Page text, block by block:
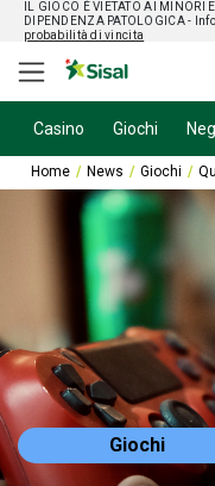
IL GIOCO È VIETATO AI MINORI
DIPENDENZA PATOLOGICA -
probabilità di vincita
Casino Giochi
Home News Giochi
Giochi